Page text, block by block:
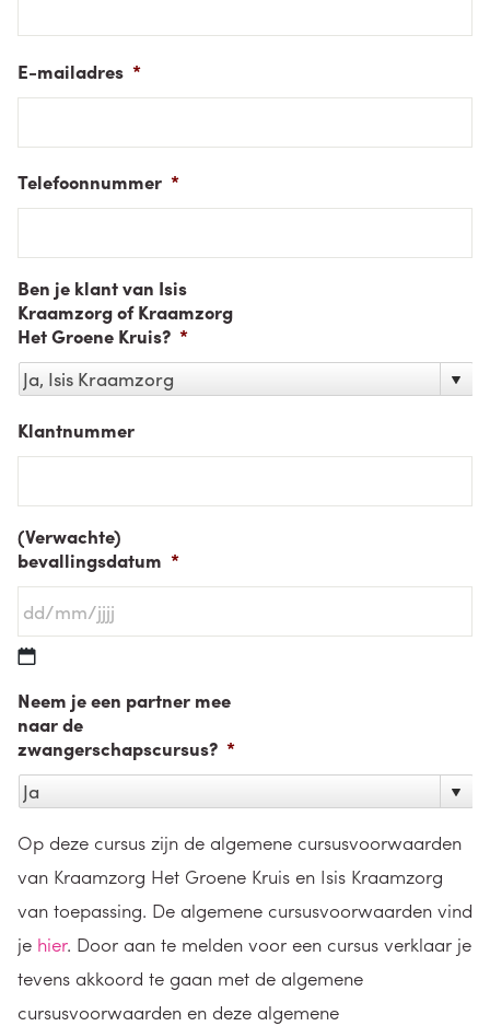
E-mailadres *
Telefoonnummer *
Ben je klant van Isis
Kraamzorg of Kraamzorg
Het Groene Kruis? *
Klantnummer
(Verwachte)
bevallingsdatum *
slash
MM
slash
Neem je een partner mee
naar de
zwangerschapscursus? *
Op deze cursus zijn de algemene cursusvoorwaarden
van Kraamzorg Het Groene Kruis en Isis Kraamzorg
van toepassing. De algemene cursusvoorwaarden vind
je hier. Door aan te melden voor een cursus verklaar je
tevens akkoord te gaan met de algemene
cursusvoorwaarden en deze algemene